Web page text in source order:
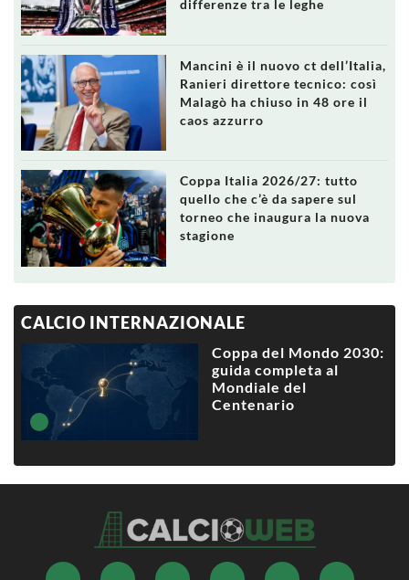
differenze tra le leghe
Mancini è il nuovo ct dell’Italia,
Ranieri direttore tecnico: così
Malagò ha chiuso in 48 ore il
caos azzurro
Coppa Italia 2026/27: tutto
quello che c’è da sapere sul
torneo che inaugura la nuova
stagione
CALCIO INTERNAZIONALE
Coppa del Mondo 2030:
guida completa al
Mondiale del
Centenario